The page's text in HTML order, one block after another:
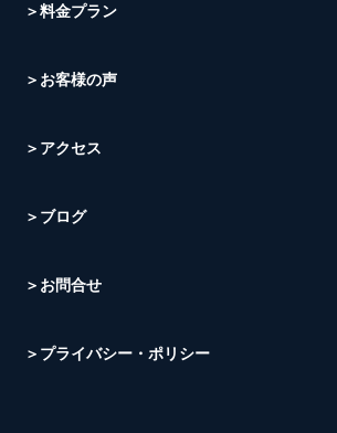
＞料金プラン
＞お客様の声
＞アクセス
＞ブログ
＞お問合せ
＞プライバシー・ポリシー